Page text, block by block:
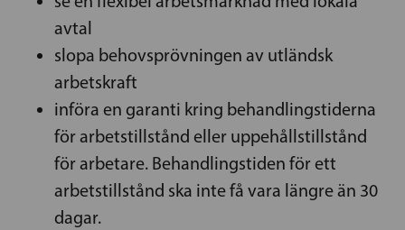
avtal
slopa behovsprövningen av utländsk
arbetskraft
införa en garanti kring behandlingstiderna
för arbetstillstånd eller uppehållstillstånd
för arbetare. Behandlingstiden för ett
arbetstillstånd ska inte få vara längre än 30
dagar.